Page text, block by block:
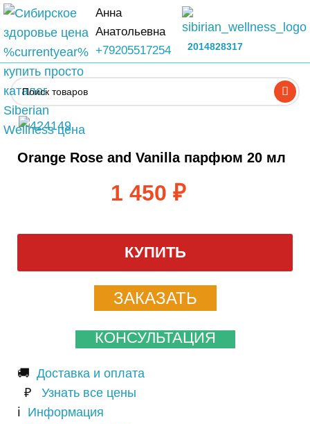
Анна
Анатольевна
+79205517254
2014828317
Orange Rose and Vanilla парфюм 20 мл
1 450 ₽
КУПИТЬ
ЗАКАЗАТЬ
КОНСУЛЬТАЦИЯ
🚚 Доставка и оплата
₽ Узнать все цены
ℹ️ Информация